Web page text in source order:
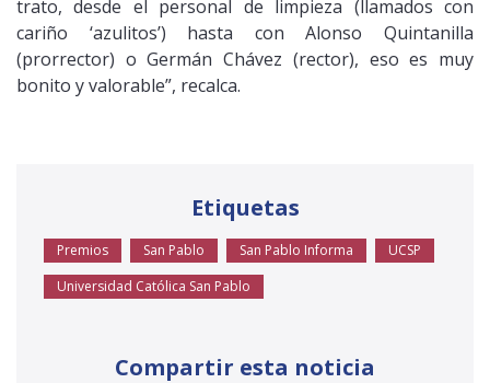
trato, desde el personal de limpieza (llamados con
cariño ‘azulitos’) hasta con Alonso Quintanilla
(prorrector) o Germán Chávez (rector), eso es muy
bonito y valorable”, recalca.
Etiquetas
Premios San Pablo San Pablo Informa
UCSP
Universidad Católica San Pablo
Compartir esta noticia